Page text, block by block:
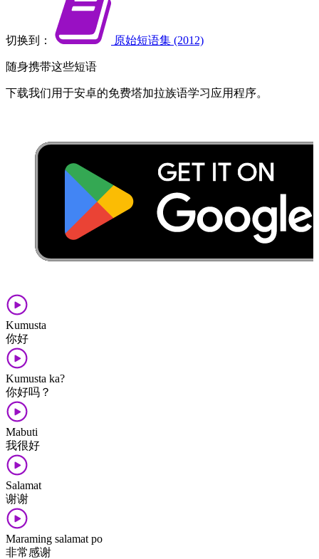
切换到： 原始​短语集 (2012)
随身携带​这些​短语
下载​我们​用于​安卓​的​免费​塔​加拉​族语​学习​应用程序​。
Kumusta
你好
Kumusta ka?
你​好​吗？
Mabuti
我​很​好
Salamat
谢谢
Maraming salamat po
非常​感谢